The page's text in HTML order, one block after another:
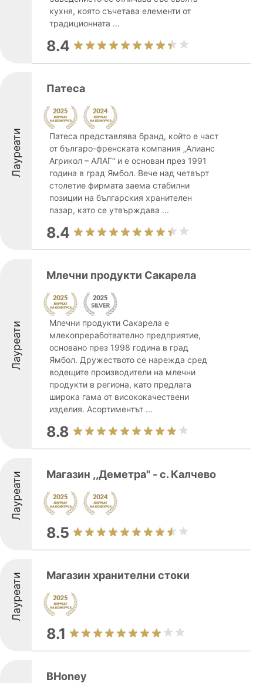
кухня, която съчетава елементи от
традиционната ...
8.4
Лауреати
Патеса
Патеса представлява бранд, който е част
от българо-френската компания „Алианс
Агрикол – АЛАГ“ и е основан през 1991
година в град Ямбол. Вече над четвърт
столетие фирмата заема стабилни
позиции на българския хранителен
пазар, като се утвърждава ...
8.4
Лауреати
Млечни продукти Сакарела
Млечни продукти Сакарела е
млекопреработвателно предприятие,
основано през 1998 година в град
Ямбол. Дружеството се нарежда сред
водещите производители на млечни
продукти в региона, като предлага
широка гама от висококачествени
изделия. Асортиментът ...
8.8
Лауреати Магазин ,,Деметра" - с. Калчево
8.5
Лауреати Магазин хранителни стоки
8.1
BHoney